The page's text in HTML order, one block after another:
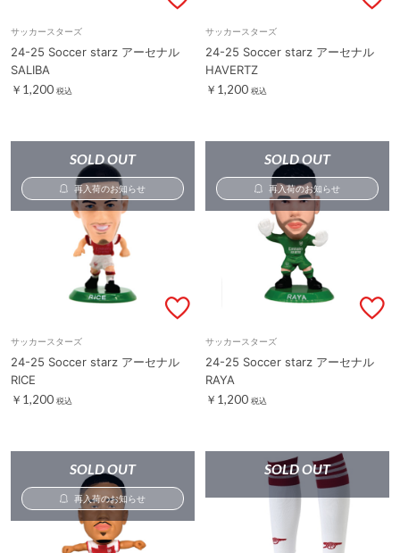
サッカースターズ
24-25 Soccer starz アーセナル
SALIBA
￥1,200 税込
サッカースターズ
24-25 Soccer starz アーセナル
HAVERTZ
￥1,200 税込
SOLD OUT
再入荷のお知らせ
サッカースターズ
24-25 Soccer starz アーセナル
RICE
￥1,200 税込
SOLD OUT
再入荷のお知らせ
サッカースターズ
24-25 Soccer starz アーセナル
RAYA
￥1,200 税込
SOLD OUT
再入荷のお知らせ
SOLD OUT